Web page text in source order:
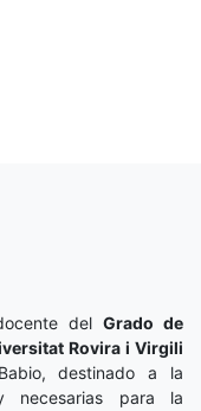
delGrado de
Rovira i Virgili
destinado a la
necesarias para la